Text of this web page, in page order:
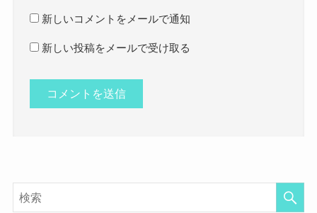
新しいコメントをメールで通知
新しい投稿をメールで受け取る